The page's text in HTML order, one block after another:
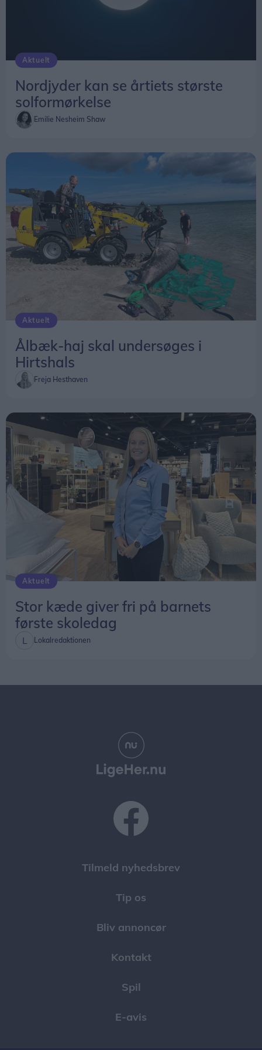
Aktuelt
Nordjyder kan se årtiets største
solformørkelse
Emilie Nesheim Shaw
Aktuelt
Ålbæk-haj skal undersøges i
Hirtshals
Freja Hesthaven
Aktuelt
Stor kæde giver fri på barnets
første skoledag
Lokalredaktionen
Tilmeld nyhedsbrev
Tip os
Bliv annoncør
Kontakt
Spil
E-avis